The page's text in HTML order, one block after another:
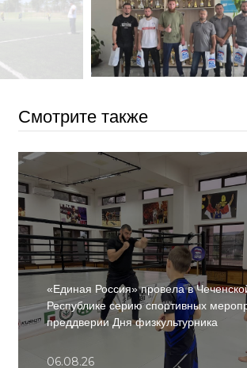
Смотрите также
«Единая Россия» провела в
Республике серию спортивных
преддверии Дня физкультурника
06.08.26